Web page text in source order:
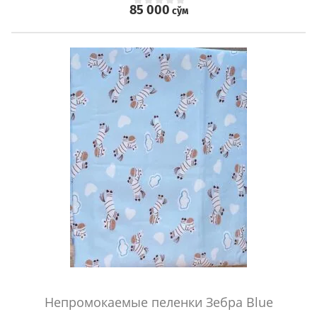
85 000 сўм
Непромокаемые пеленки Зебра Blue